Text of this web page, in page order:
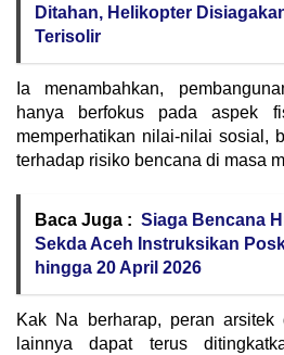
Ditahan, Helikopter
Terisolir
Ia menambahkan,
hanya berfokus pada aspek
memperhatikan nilai-nilai sosial,
terhadap risiko bencana di masa
Baca Juga : Siaga Bencana
Sekda Aceh Instruksikan
hingga 20 April 2026
Kak Na berharap, peran arsitek
lainnya dapat terus